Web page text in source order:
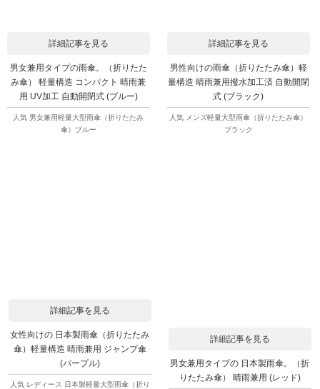
詳細記事を見る
男女兼用タイプの雨傘。（折りたた
み傘） 軽量構造 コンパクト 晴雨兼
用 UV加工 自動開閉式 (ブルー)
人気 男女兼用軽量大型雨傘（折りたたみ
傘）ブルー
詳細記事を見る
男性向けの雨傘（折りたたみ傘）軽
量構造 晴雨兼用撥水加工済 自動開閉
式 (ブラック)
人気 メンズ軽量大型雨傘（折りたたみ傘）
ブラック
詳細記事を見る
女性向けの 日本製雨傘（折りたたみ
傘）軽量構造 晴雨兼用 ジャンプ傘
(パープル)
人気 レディース 日本製軽量大型雨傘（折り
詳細記事を見る
男女兼用タイプの 日本製雨傘。（折
りたたみ傘） 晴雨兼用 (レッド)